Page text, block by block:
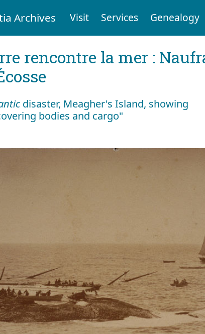
Archives Visit Services Genealogy
rencontre la mer :
disaster, Meagher's Island, showing
bodies and cargo"